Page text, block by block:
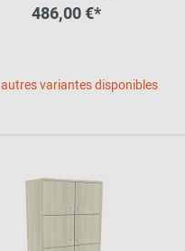
486,00 €*
autres variantes disponibles